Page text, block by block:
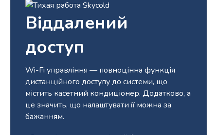
Віддалений
доступ
Wi-Fi управління — повноцінна функція
дистанційного доступу до системи, що
містить касетний кондиціонер. Додатково, а
це значить, що налаштувати її можна за
бажанням.